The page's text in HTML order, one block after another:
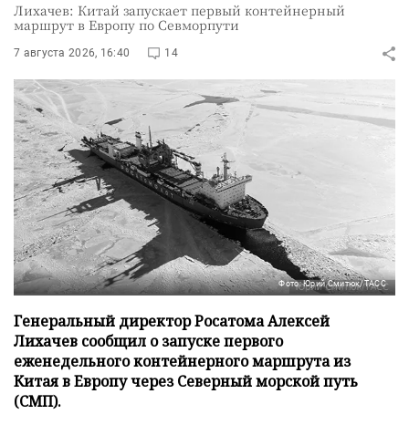
Лихачев: Китай запускает первый контейнерный
маршрут в Европу по Севморпути
7 августа 2026, 16:40 14
Фото: Юрий Смитюк/ТАСС
Генеральный директор Росатома Алексей
Лихачев сообщил о запуске первого
еженедельного контейнерного маршрута из
Китая в Европу через Северный морской путь
(СМП).